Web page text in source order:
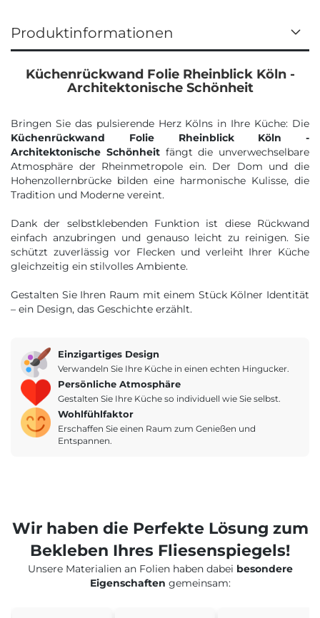
Produktinformationen
Küchenrückwand Folie Rheinblick Köln -
Architektonische Schönheit
Bringen Sie das pulsierende Herz Kölns in Ihre Küche: Die
Küchenrückwand Folie Rheinblick Köln -
Architektonische Schönheitfängt die unverwechselbare
Atmosphäre der Rheinmetropole ein. Der Dom und die
Hohenzollernbrücke bilden eine harmonische Kulisse, die
Tradition und Moderne vereint.
Dank der selbstklebenden Funktion ist diese Rückwand
einfach anzubringen und genauso leicht zu reinigen. Sie
schützt zuverlässig vor Flecken und verleiht Ihrer Küche
gleichzeitig ein stilvolles Ambiente.
Gestalten Sie Ihren Raum mit einem Stück Kölner Identität
– ein Design, das Geschichte erzählt.
Einzigartiges Design
Verwandeln Sie Ihre Küche in einen echten Hingucker.
Persönliche Atmosphäre
Gestalten Sie Ihre Küche so individuell wie Sie selbst.
Wohlfühlfaktor
Erschaffen Sie einen Raum zum Genießen und
Entspannen.
Wir haben die Perfekte Lösung zum
Bekleben Ihres Fliesenspiegels!
Unsere Materialien an Folien haben dabei besondere
Eigenschaften gemeinsam: